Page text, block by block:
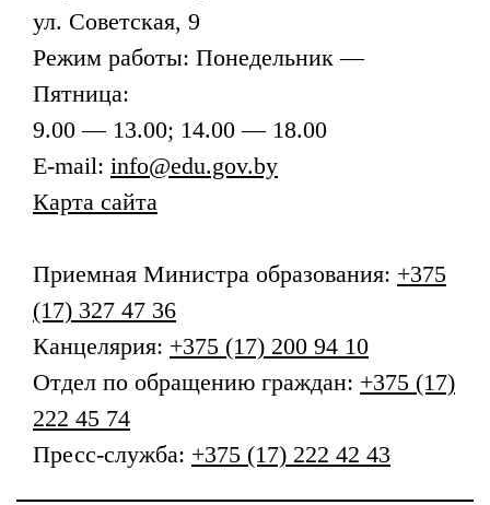
ул. Советская, 9
Режим работы: Понедельник —
Пятница:
9.00 — 13.00; 14.00 — 18.00
E-mail: info@edu.gov.by
Карта сайта
Приемная Министра образования: +375
(17) 327 47 36
Канцелярия: +375 (17) 200 94 10
Отдел по обращению граждан: +375 (17)
222 45 74
Пресс-служба: +375 (17) 222 42 43